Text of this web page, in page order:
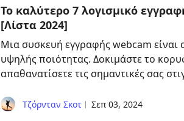
Το καλύτερο 7 λογισμικό
[Λίστα 2024]
Μια συσκευή εγγραφής webcam είναι
υψηλής ποιότητας. Δοκιμάστε το
απαθανατίσετε τις σημαντικές σας
Τζόρνταν Σκοτ Σεπ 03, 2024